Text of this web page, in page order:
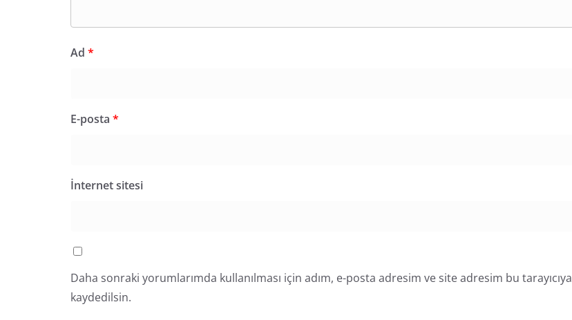
Ad *
E-posta *
İnternet sitesi
Daha sonraki yorumlarımda kullanılması için adım, e-posta adresim ve site adresim bu tarayıcıya
kaydedilsin.